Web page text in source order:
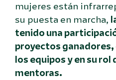
mujeres están
su puesta en marcha,
tenido una
proyectos
los equipos y en su
mentoras.